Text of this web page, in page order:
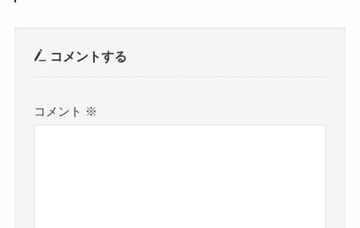
コメントする
コメント ※